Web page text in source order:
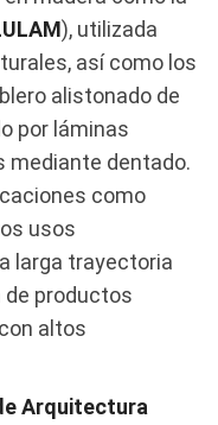
), utilizada
así como los
alistonado de
por láminas
mediante dentado.
como
usos
larga trayectoria
de productos
altos
Arquitectura